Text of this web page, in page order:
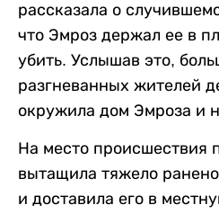
рассказала о
что Эмроз держал ее в
убить. Услышав это,
разгневанных жителей
окружила дом Эмроза и
На место происшествия
вытащила тяжело
и доставила его в